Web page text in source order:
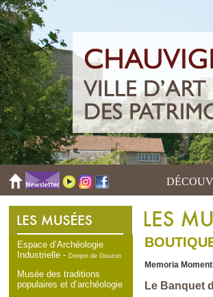
Espace d’Archéologie
Industrielle -Donjon de Gouzon
Musée des traditions
populaires et d’archéologie
Memoria
Le Banquet